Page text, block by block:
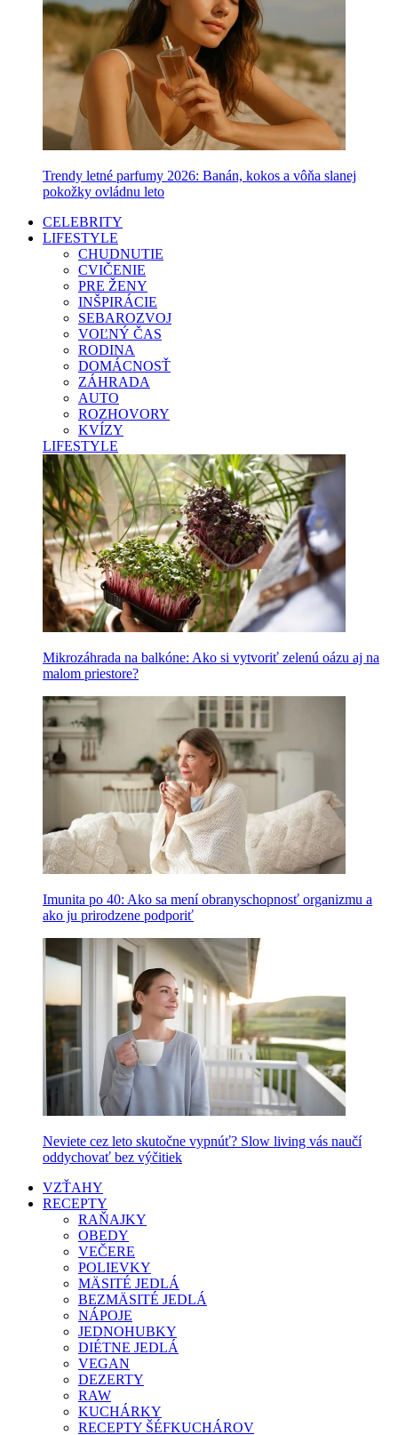
Trendy letné parfumy 2026: Banán, kokos a vôňa slanej
pokožky ovládnu leto
CELEBRITY
LIFESTYLE
CHUDNUTIE
CVIČENIE
PRE ŽENY
INŠPIRÁCIE
SEBAROZVOJ
VOĽNÝ ČAS
RODINA
DOMÁCNOSŤ
ZÁHRADA
AUTO
ROZHOVORY
KVÍZY
LIFESTYLE
Mikrozáhrada na balkóne: Ako si vytvoriť zelenú oázu aj na
malom priestore?
Imunita po 40: Ako sa mení obranyschopnosť organizmu a
ako ju prirodzene podporiť
Neviete cez leto skutočne vypnúť? Slow living vás naučí
oddychovať bez výčitiek
VZŤAHY
RECEPTY
RAŇAJKY
OBEDY
VEČERE
POLIEVKY
MÄSITÉ JEDLÁ
BEZMÄSITÉ JEDLÁ
NÁPOJE
JEDNOHUBKY
DIÉTNE JEDLÁ
VEGAN
DEZERTY
RAW
KUCHÁRKY
RECEPTY ŠÉFKUCHÁROV